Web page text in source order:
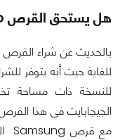
هل يستحق القرص ADATA SX8200 Pro الشراء؟!
بالحديث عن شراء